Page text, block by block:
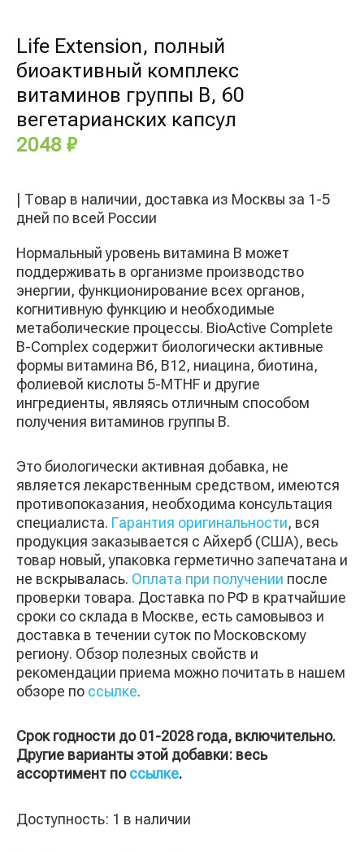
Life Extension, полный
биоактивный комплекс
витаминов группы B, 60
вегетарианских капсул
2048 ₽
| Товар в наличии, доставка из Москвы за 1-5
дней по всей России
Нормальный уровень витамина B может
поддерживать в организме производство
энергии, функционирование всех органов,
когнитивную функцию и необходимые
метаболические процессы. BioActive Complete
B-Complex содержит биологически активные
формы витамина B6, B12, ниацина, биотина,
фолиевой кислоты 5-MTHF и другие
ингредиенты, являясь отличным способом
получения витаминов группы В.
Это биологически активная добавка, не
является лекарственным средством, имеются
противопоказания, необходима консультация
специалиста. Гарантия оригинальности, вся
продукция заказывается с Айхерб (США), весь
товар новый, упаковка герметично запечатана и
не вскрывалась. Оплата при получении после
проверки товара. Доставка по РФ в кратчайшие
сроки со склада в Москве, есть самовывоз и
доставка в течении суток по Московскому
региону. Обзор полезных свойств и
рекомендации приема можно почитать в нашем
обзоре по ссылке.
Срок годности до 01-2028 года, включительно.
Другие варианты этой добавки: весь
ассортимент поссылке.
Доступность: 1 в наличии